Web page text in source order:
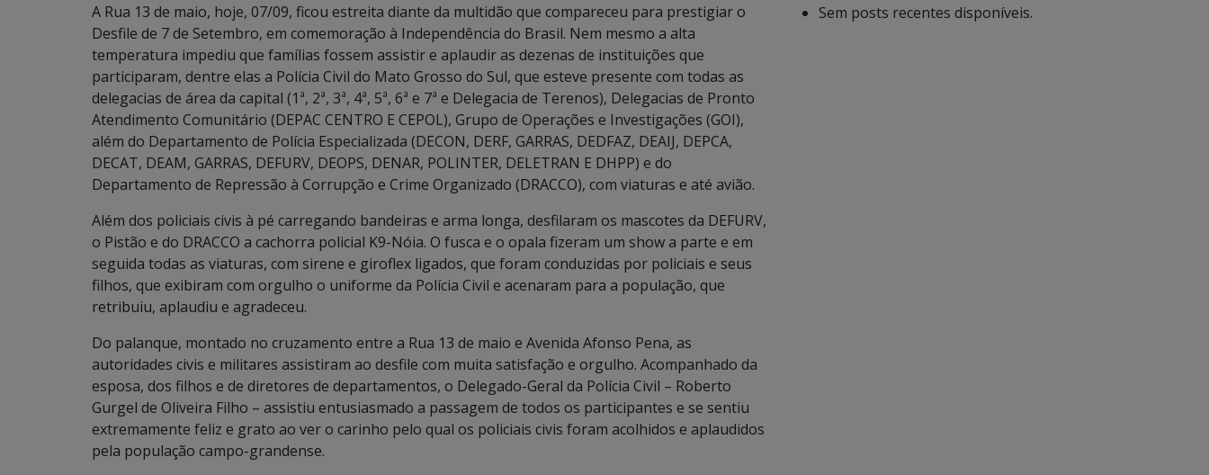
A Rua 13 de maio, hoje, 07/09, ficou estreita diante da multidão que compareceu para prestigiar o
Desfile de 7 de Setembro, em comemoração à Independência do Brasil. Nem mesmo a alta
temperatura impediu que famílias fossem assistir e aplaudir as dezenas de instituições que
participaram, dentre elas a Polícia Civil do Mato Grosso do Sul, que esteve presente com todas as
delegacias de área da capital (1ª, 2ª, 3ª, 4ª, 5ª, 6ª e 7ª e Delegacia de Terenos), Delegacias de Pronto
Atendimento Comunitário (DEPAC CENTRO E CEPOL), Grupo de Operações e Investigações (GOI),
além do Departamento de Polícia Especializada (DECON, DERF, GARRAS, DEDFAZ, DEAIJ, DEPCA,
DECAT, DEAM, GARRAS, DEFURV, DEOPS, DENAR, POLINTER, DELETRAN E DHPP) e do
Departamento de Repressão à Corrupção e Crime Organizado (DRACCO), com viaturas e até avião.
Além dos policiais civis à pé carregando bandeiras e arma longa, desfilaram os mascotes da DEFURV,
o Pistão e do DRACCO a cachorra policial K9-Nóia. O fusca e o opala fizeram um show a parte e em
seguida todas as viaturas, com sirene e giroflex ligados, que foram conduzidas por policiais e seus
filhos, que exibiram com orgulho o uniforme da Polícia Civil e acenaram para a população, que
retribuiu, aplaudiu e agradeceu.
Do palanque, montado no cruzamento entre a Rua 13 de maio e Avenida Afonso Pena, as
autoridades civis e militares assistiram ao desfile com muita satisfação e orgulho. Acompanhado da
esposa, dos filhos e de diretores de departamentos, o Delegado-Geral da Polícia Civil – Roberto
Gurgel de Oliveira Filho – assistiu entusiasmado a passagem de todos os participantes e se sentiu
extremamente feliz e grato ao ver o carinho pelo qual os policiais civis foram acolhidos e aplaudidos
pela população campo-grandense.
Sem posts recentes disponíveis.